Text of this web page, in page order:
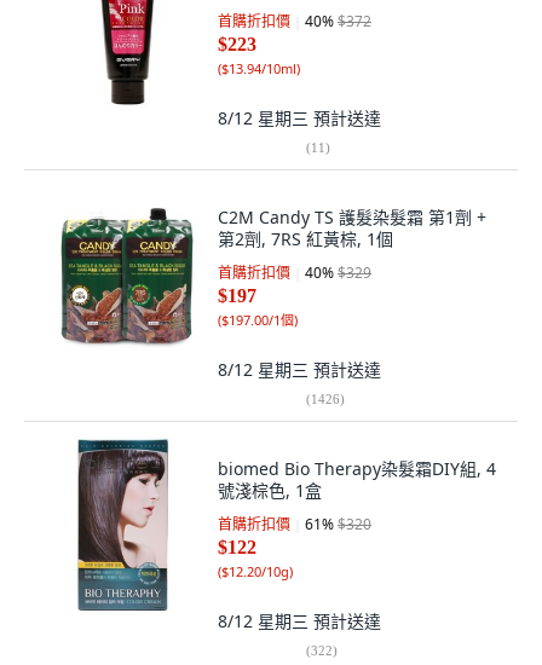
首購折扣價 40%$372
$223
($13.94/10ml)
8/12 星期三 預計送達
(11)
C2M Candy TS 護髮染髮霜 第1劑 +
第2劑, 7RS 紅黃棕, 1個
首購折扣價 40%$329
$197
($197.00/1個)
8/12 星期三 預計送達
(1426)
biomed Bio Therapy染髮霜DIY組, 4
號淺棕色, 1盒
首購折扣價 61%$320
$122
($12.20/10g)
8/12 星期三 預計送達
(322)